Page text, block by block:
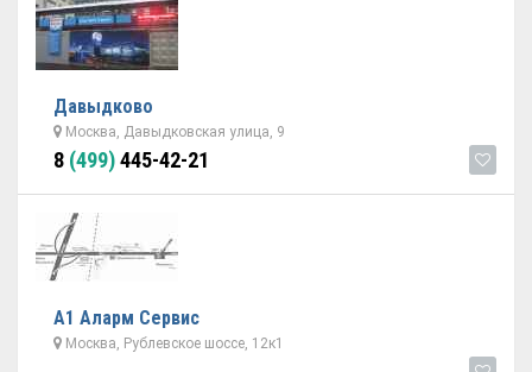
Давыдково
Москва, Давыдковская улица, 9
8 (499)445-42-21
А1 Аларм Сервис
Москва, Рублевское шоссе, 12к1